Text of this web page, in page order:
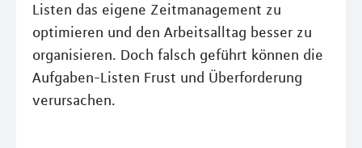
Listen das eigene Zeitmanagement zu
optimieren und den Arbeitsalltag besser zu
organisieren. Doch falsch geführt können die
Aufgaben-Listen Frust und Überforderung
verursachen.